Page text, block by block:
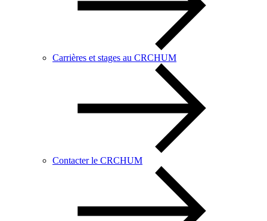
Carrières et stages au CRCHUM
Contacter le CRCHUM